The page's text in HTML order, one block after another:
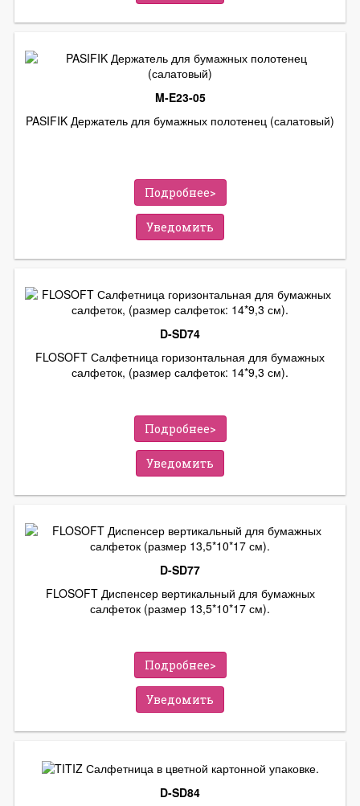
M-E23-05
PASIFIK Держатель для бумажных полотенец (салатовый)
Подробнее>
Уведомить
D-SD74
FLOSOFT Салфетница горизонтальная для бумажных
салфеток, (размер салфеток: 14*9,3 см).
Подробнее>
Уведомить
D-SD77
FLOSOFT Диспенсер вертикальный для бумажных
салфеток (размер 13,5*10*17 см).
Подробнее>
Уведомить
D-SD84